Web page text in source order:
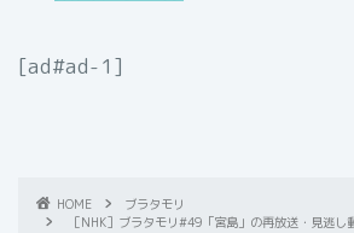
[ad#ad-1]
HOME
ブラタモリ
［NHK］ブラタモリ#49「宮島」の再放送・見逃し